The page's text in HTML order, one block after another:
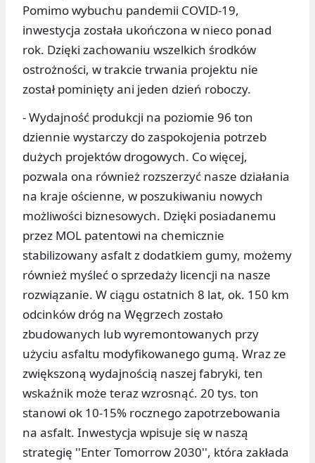
Pomimo wybuchu pandemii COVID-19,
inwestycja została ukończona w nieco ponad
rok. Dzięki zachowaniu wszelkich środków
ostrożności, w trakcie trwania projektu nie
został pominięty ani jeden dzień roboczy.
- Wydajność produkcji na poziomie 96 ton
dziennie wystarczy do zaspokojenia potrzeb
dużych projektów drogowych. Co więcej,
pozwala ona również rozszerzyć nasze działania
na kraje ościenne, w poszukiwaniu nowych
możliwości biznesowych. Dzięki posiadanemu
przez MOL patentowi na chemicznie
stabilizowany asfalt z dodatkiem gumy, możemy
również myśleć o sprzedaży licencji na nasze
rozwiązanie. W ciągu ostatnich 8 lat, ok. 150 km
odcinków dróg na Węgrzech zostało
zbudowanych lub wyremontowanych przy
użyciu asfaltu modyfikowanego gumą. Wraz ze
zwiększoną wydajnością naszej fabryki, ten
wskaźnik może teraz wzrosnąć. 20 tys. ton
stanowi ok 10-15% rocznego zapotrzebowania
na asfalt. Inwestycja wpisuje się w naszą
strategię ''Enter Tomorrow 2030'', która zakłada